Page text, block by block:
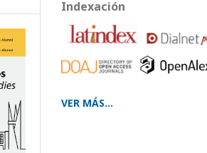
Indexación
VER MÁS...